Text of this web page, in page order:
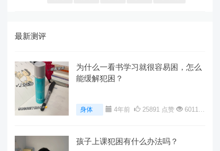
最新测评
为什么一看书学习就很容易困，怎么
能缓解犯困？
身体 4年前 25891 点赞
60112
孩子上课犯困有什么办法吗？